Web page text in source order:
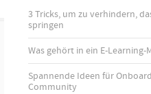
3 Tricks, um zu verhindern,
springen
Was gehört in ein E-Learning-
Spannende Ideen für
Community